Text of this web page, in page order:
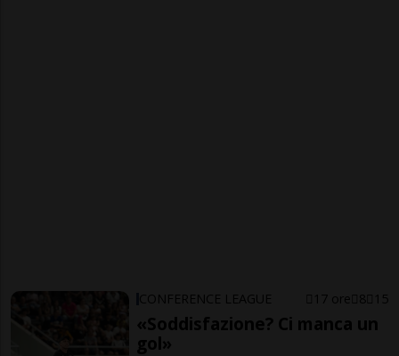
CONFERENCE LEAGUE 17 ore 8 15
«Soddisfazione? Ci manca un
gol»